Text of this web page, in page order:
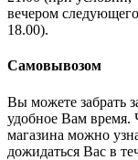
вечером
18.00).
Самовывозом
Вы можете забрать
удобное Вам время.
магазина можно
дожидаться Вас в